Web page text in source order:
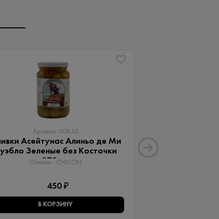
Артикул: 00833
Асейтунас Алиньо де Ми
Зеленые без Косточки
370 мл
Оливки - CHICON
450 ₽
В КОРЗИНУ